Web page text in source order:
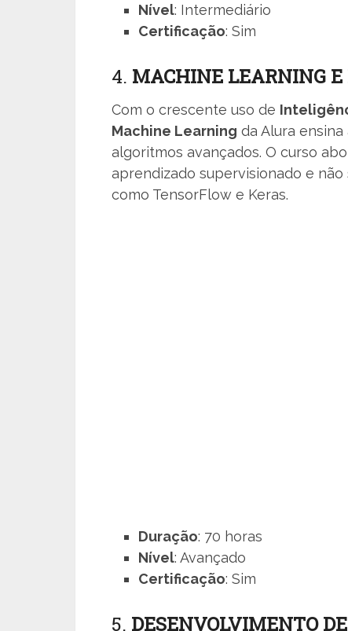
Nível: Intermediário
Certificação: Sim
4. MACHINE LEARNING
Com o crescente uso de
Machine Learning da Alura
algoritmos avançados. O curso
aprendizado supervisionado e
como TensorFlow e Keras.
Duração: 70 horas
Nível: Avançado
Certificação: Sim
5. DESENVOLVIMENTO